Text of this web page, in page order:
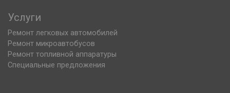
Услуги
Ремонт легковых автомобилей
Ремонт микроавтобусов
Ремонт топливной аппаратуры
Специальные предложения